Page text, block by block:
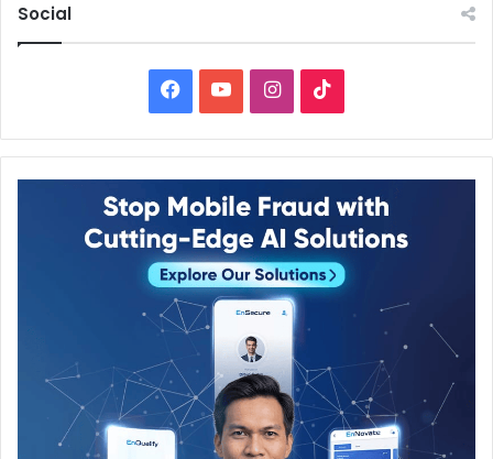
Social
Facebook
YouTubeInstagram